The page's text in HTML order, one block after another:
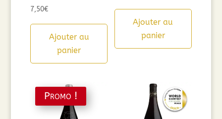
7,50€
Ajouter au
panier
Ajouter au
panier
Promo !